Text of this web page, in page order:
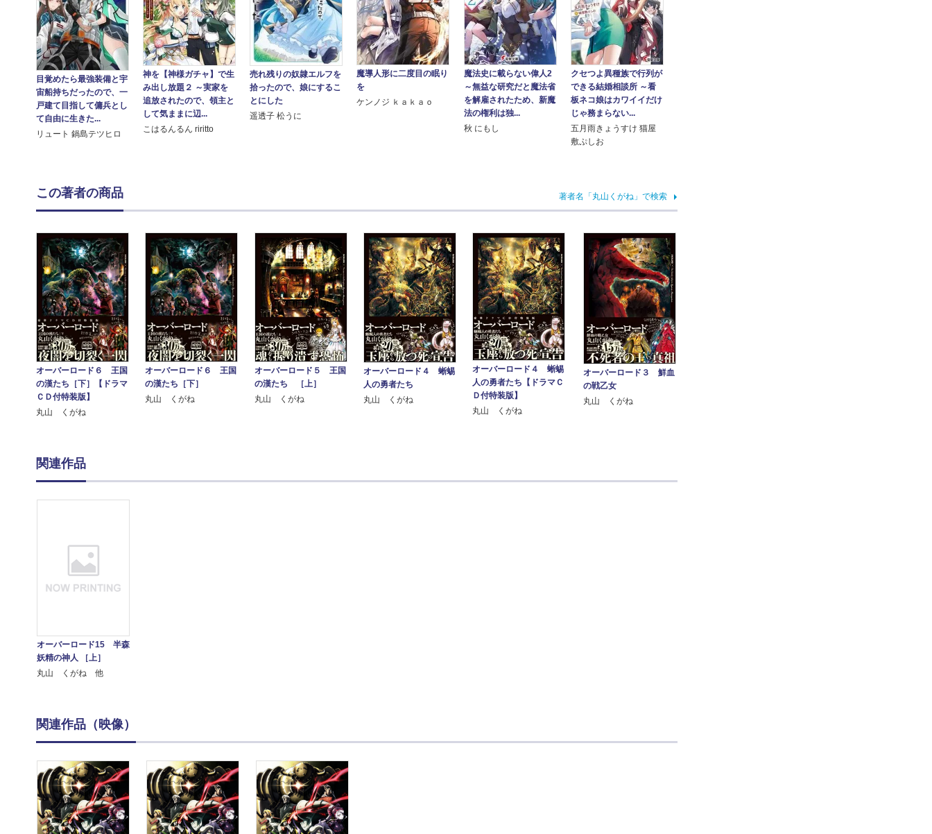
目覚めたら最強装備と宇
宙船持ちだったので、一
戸建て目指して傭兵とし
て自由に生きた...
リュート 鍋島テツヒロ
神を【神様ガチャ】で生
み出し放題２ ～実家を
追放されたので、領主と
して気ままに辺...
こはるんるん riritto
売れ残りの奴隷エルフを
拾ったので、娘にするこ
とにした
遥透子 松うに
魔導人形に二度目の眠り
を
ケンノジ ｋａｋａｏ
魔法史に載らない偉人2
～無益な研究だと魔法省
を解雇されたため、新魔
法の権利は独...
秋 にもし
クセつよ異種族で行列が
できる結婚相談所 ～看
板ネコ娘はカワイイだけ
じゃ務まらない...
五月雨きょうすけ 猫屋
敷ぷしお
この著者の商品 著者名「丸山くがね」で検索
オーバーロード６ 王国
の漢たち［下］【ドラマ
ＣＤ付特装版】
丸山 くがね
オーバーロード６ 王国
の漢たち［下］
丸山 くがね
オーバーロード５ 王国
の漢たち ［上］
丸山 くがね
オーバーロード４ 蜥蜴
人の勇者たち
丸山 くがね
オーバーロード４ 蜥蜴
人の勇者たち【ドラマＣ
Ｄ付特装版】
丸山 くがね
オーバーロード３ 鮮血
の戦乙女
丸山 くがね
関連作品
オーバーロード15 半森
妖精の神人 ［上］
丸山 くがね 他
関連作品（映像）